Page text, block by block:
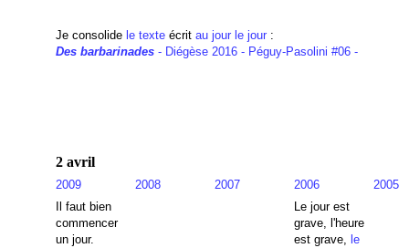
Je consolide le texteécrit au jour le jour:
Des barbarinades- Diégèse 2016 - Péguy-Pasolini #06 -
2 avril
2009 2008 2007 2006
2005
Il faut bien
commencer
un jour.
Le jour est
grave, l'heure
est grave, le